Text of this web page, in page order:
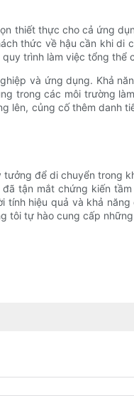
thiết thực cho cả ứng
thức về hậu cần khi di
trình làm việc tổng thể
và ứng dụng. Khả
trong các môi trường
lên, củng cố thêm danh
để di chuyển trong
tận mắt chứng kiến
hiệu quả và khả
tự hào cung cấp